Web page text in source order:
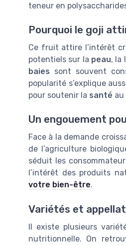
teneur en
Pourquoi le goji
Ce fruit attire l’intérêt
potentiels sur la peau, la
baies sont souvent
popularité s’explique
pour soutenir la santé
Un engouement
Face à la demande
de l’agriculture
séduit les
l’intérêt des produits
votre bien-être.
Variétés et
Il existe plusieurs
nutritionnelle. On